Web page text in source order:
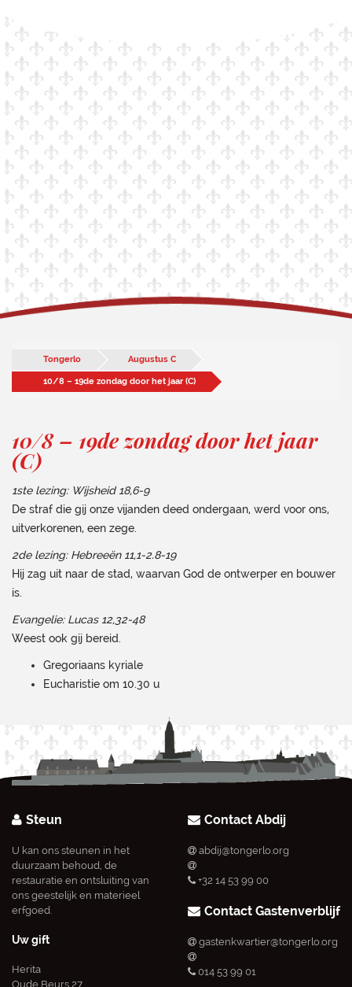
Tongerlo Augustus C
10/8 – 19de zondag door het jaar (C)
10/8 – 19de zondag door het jaar
(C)
1ste lezing: Wijsheid 18,6-9
De straf die gij onze vijanden deed ondergaan, werd voor ons,
uitverkorenen, een zege.
2de lezing: Hebreeën 11,1-2.8-19
Hij zag uit naar de stad, waarvan God de ontwerper en bouwer
is.
Evangelie: Lucas 12,32-48
Weest ook gij bereid.
Gregoriaans kyriale
Eucharistie om 10.30 u
Steun
U kan ons steunen in het
duurzaam behoud, de
restauratie en ontsluiting van
ons geestelijk en materieel
erfgoed.
Uw gift
Herita
Oude Beurs 27
Contact Abdij
abdij@tongerlo.org
+32 14 53 99 00
Contact Gastenverblijf
gastenkwartier@tongerlo.org
014 53 99 01